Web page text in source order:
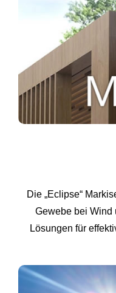
Die „Eclipse“
Gewebe bei Wind
Lösungen für